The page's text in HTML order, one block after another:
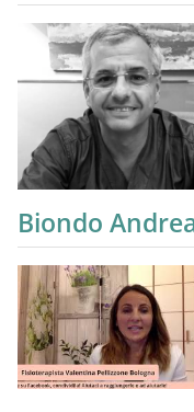
Biondo